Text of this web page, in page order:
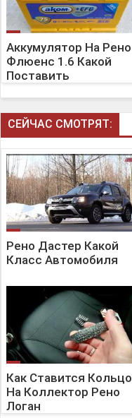
Аккумулятор На Рено
Флюенс 1.6 Какой
Поставить
СЕЙЧАС СМОТРЯТ:
Рено Дастер Какой
Класс Автомобиля
Как Ставится Кольцо
На Коллектор Рено
Логан